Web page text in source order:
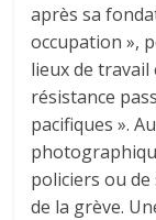
après sa
occupation »,
lieux de travail
résistance
pacifiques ».
policiers ou
de la grève.